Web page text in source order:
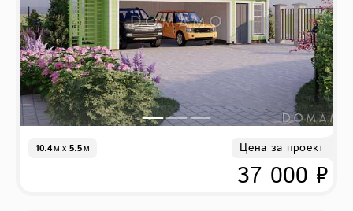
10.4м x 5.5м Цена за проект
37 000 ₽